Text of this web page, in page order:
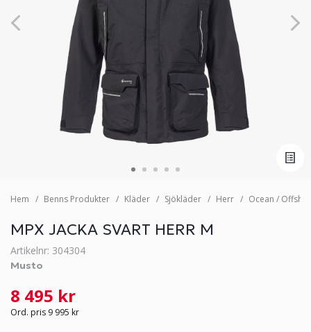
Hem Benns Produkter Kläder Sjökläder Herr Ocean /
MPX JACKA SVART HERR M
Artikelnr: 304304
Musto
8 495 kr
Ord. pris 9 995 kr